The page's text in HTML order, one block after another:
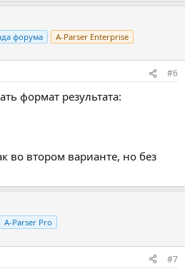
форума A-Parser Enterprise
#6
формат результата:
во втором варианте, но без
A-Parser Pro
#7